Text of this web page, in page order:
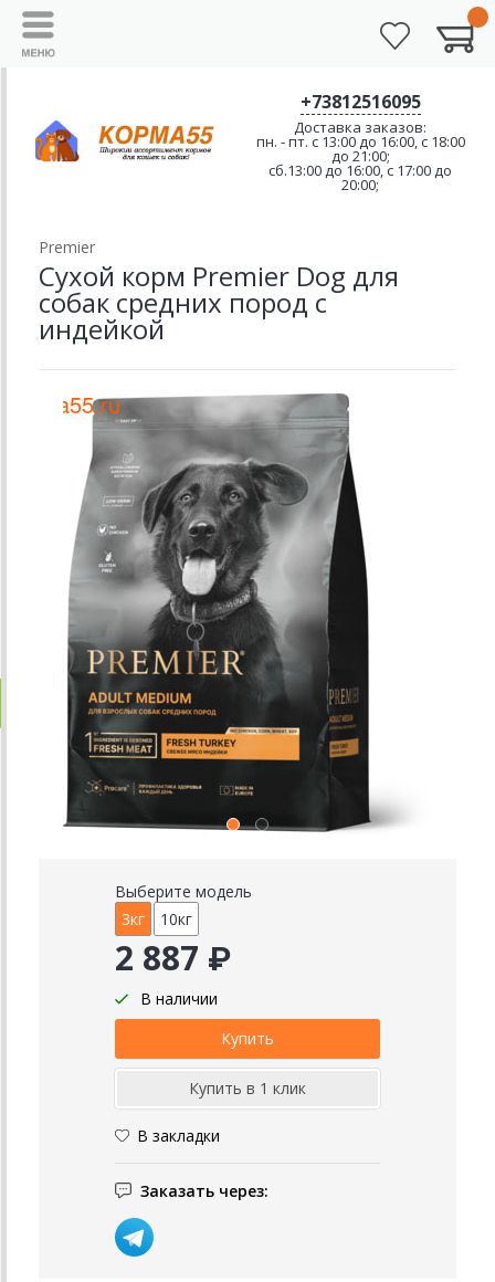
+73812516095
Доставка заказов:
пн. - пт. с 13:00 до 16:00, с 18:00
до 21:00;
сб.13:00 до 16:00, с 17:00 до
20:00;
Premier
Сухой корм Premier Dog для
собак средних пород с
индейкой
Выберите модель
3кг
10кг
2 887 ₽
В наличии
В закладки
Заказать через: